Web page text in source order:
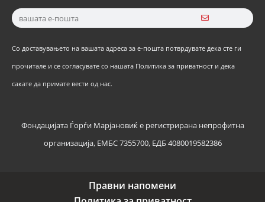
Со доставувањето на вашата адреса за е-пошта потврдувате дека сте ги
прочитале и се согласувате со нашата Политика за приватност и дека
сакате да примате вести од нас.
Фондацијата Ѓорѓи Марјановиќ е регистрирана непрофитна
организација, ЕМБС 7355700, ЕДБ 4080019582386
Правни напомени